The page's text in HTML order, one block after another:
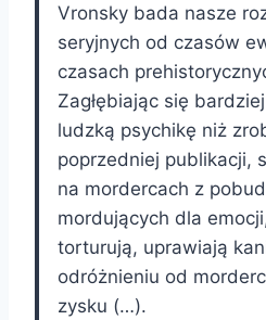
Vronsky bada nasze
seryjnych od czasów
czasach
Zagłębiając się
ludzką psychikę niż
poprzedniej publikacji,
na mordercach z
mordujących dla
torturują, uprawiają
odróżnieniu od
zysku (…).